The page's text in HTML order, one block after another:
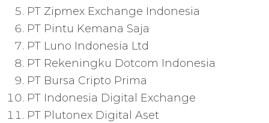
PT Zipmex Exchange Indonesia
PT Pintu Kemana Saja
PT Luno Indonesia Ltd
PT Rekeningku Dotcom Indonesia
PT Bursa Cripto Prima
PT Indonesia Digital Exchange
PT Plutonex Digital Aset